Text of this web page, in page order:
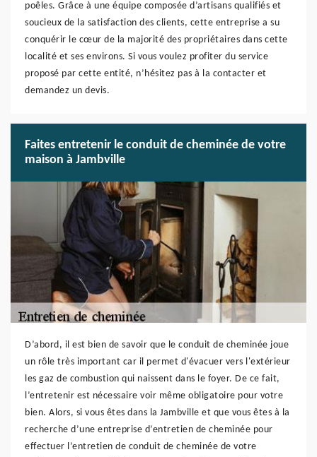
poêles. Grâce à une équipe composée d’artisans qualifiés et
soucieux de la satisfaction des clients, cette entreprise a su
conquérir le cœur de la majorité des propriétaires dans cette
localité et ses environs. Si vous voulez profiter du service
proposé par cette entité, n’hésitez pas à la contacter et
demandez un devis.
Faites entretenir le conduit de cheminée de votre
maison à Jambville
D’abord, il est bien de savoir que le conduit de cheminée joue
un rôle très important car il permet d'évacuer vers l'extérieur
les gaz de combustion qui naissent dans le foyer. De ce fait,
l’entretenir est nécessaire voir même obligatoire pour votre
bien. Alors, si vous êtes dans la Jambville et que vous êtes à la
recherche d’une entreprise d’entretien de cheminée pour
effectuer l’entretien de conduit de cheminée de votre